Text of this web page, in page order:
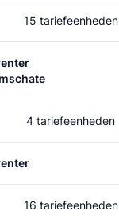
15 tariefeenheden
4 tariefeenheden
16 tariefeenheden